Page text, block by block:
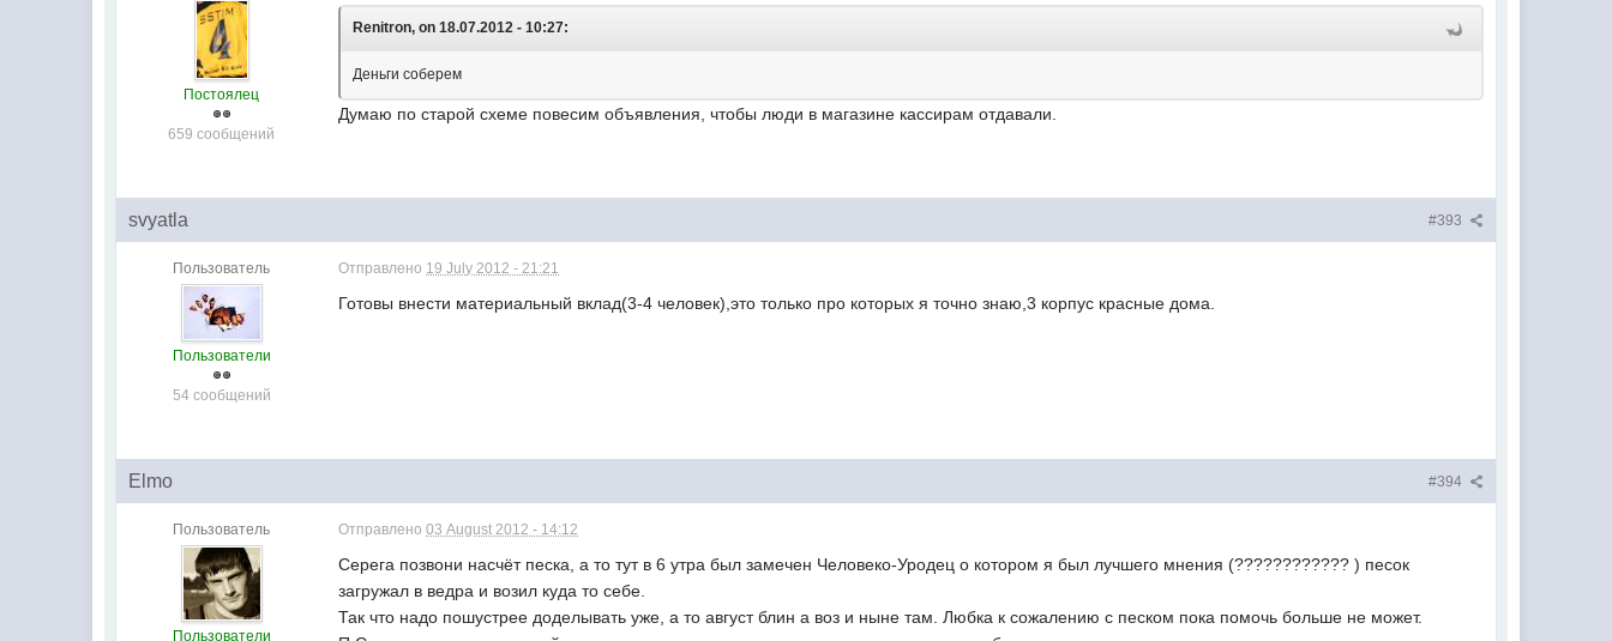
Постоялец
659 сообщений
Renitron, on 18.07.2012 - 10:27:
Деньги соберем
Думаю по старой схеме повесим объявления, чтобы люди в магазине кассирам отдавали.
#393
svyatla
Пользователь
Пользователи
54 сообщений
Отправлено 19 July 2012 - 21:21
Готовы внести материальный вклад(3-4 человек),это только про которых я точно знаю,3 корпус красные дома.
#394
Elmo
Пользователь
Пользователи
Отправлено03 August 2012 - 14:12
Серега позвони насчёт песка, а то тут в 6 утра был замечен Человеко-Уродец о котором я был лучшего мнения (???????????? ) песок
загружал в ведра и возил куда то себе.
Так что надо пошустрее доделывать уже, а то август блин а воз и ныне там. Любка к сожалению с песком пока помочь больше не может.